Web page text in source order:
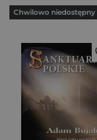
Chwilowo niedostępny